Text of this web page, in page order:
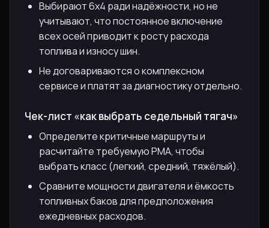
Выбирают 6x4 ради надёжности, но не
учитывают, что постоянное включение
всех осей приводит к росту расхода
топлива и износу шин.
Не договариваются о комплексном
сервисе и платят за диагностику отдельно.
Чек-лист «как выбрать седельный тягач»
Определите критичные маршруты и
расчитайте требуемую РМА, чтобы
выбрать класс (легкий, средний, тяжёлый).
Сравните мощности двигателя и ёмкость
топливных баков для предположения
ежедневных расходов.